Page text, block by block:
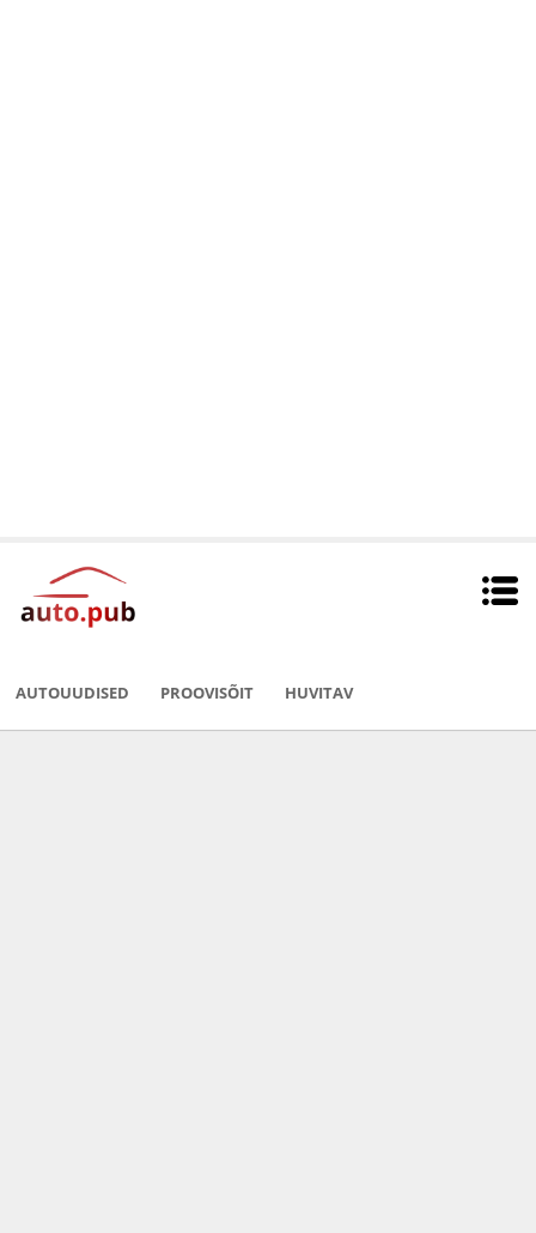
AUTOUUDISED PROOVISÕIT HUVITAV